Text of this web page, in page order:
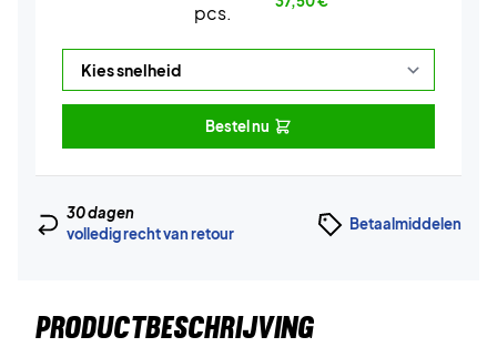
Bestel nu
30 dagen
volledig recht van retour
Betaalmiddelen
PRODUCTBESCHRIJVING